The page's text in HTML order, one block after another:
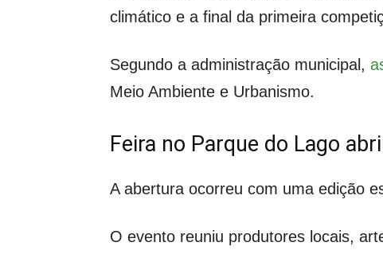
climático e a final da primeira
Segundo a administração municipal,
Meio Ambiente e Urbanismo.
Feira no Parque do Lago
A abertura ocorreu com uma edição
O evento reuniu produtores locais,